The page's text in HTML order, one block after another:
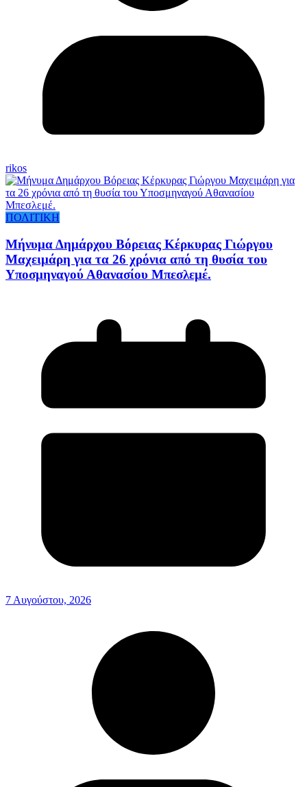
rikos
ΠΟΛΙΤΙΚΗ
Μήνυμα Δημάρχου Βόρειας Κέρκυρας Γιώργου
Μαχειμάρη για τα 26 χρόνια από τη θυσία του
Υποσμηναγού Αθανασίου Μπεσλεμέ.
7 Αυγούστου, 2026